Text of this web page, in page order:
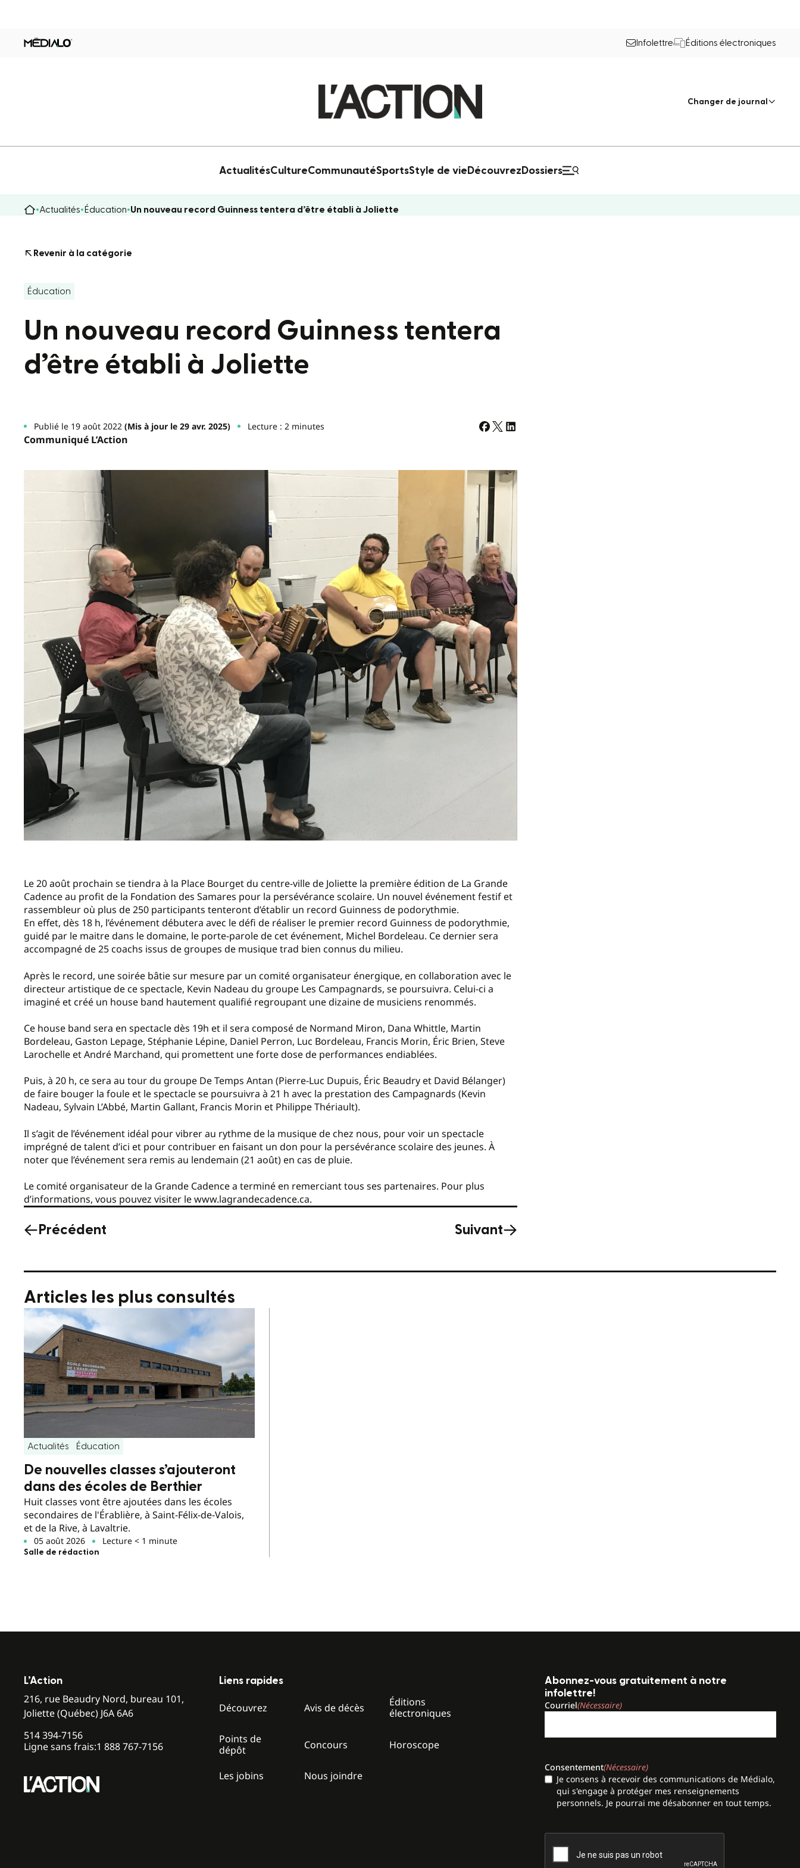
Infolettre Éditions électroniques
Changer de journal
ActualitésCultureCommunautéSportsStyle de vie Découvrez Dossiers
Actualités Éducation Un nouveau record Guinness tentera d’être établi à Joliette
Revenir à la catégorie
Éducation
Un nouveau record Guinness tentera
d’être établi à Joliette
Publié le 19 août 2022 (Mis à jour le 29 avr. 2025) Lecture : 2 minutes
Communiqué L’Action
Le 20 août prochain se tiendra à la Place Bourget du centre-ville de Joliette la première édition de La Grande
Cadence au profit de la Fondation des Samares pour la persévérance scolaire. Un nouvel événement festif et
rassembleur où plus de 250 participants tenteront d’établir un record Guinness de podorythmie.
En effet, dès 18 h, l’événement débutera avec le défi de réaliser le premier record Guinness de podorythmie,
guidé par le maitre dans le domaine, le porte-parole de cet événement, Michel Bordeleau. Ce dernier sera
accompagné de 25 coachs issus de groupes de musique trad bien connus du milieu.
Après le record, une soirée bâtie sur mesure par un comité organisateur énergique, en collaboration avec le
directeur artistique de ce spectacle, Kevin Nadeau du groupe Les Campagnards, se poursuivra. Celui-ci a
imaginé et créé un house band hautement qualifié regroupant une dizaine de musiciens renommés.
Ce house band sera en spectacle dès 19h et il sera composé de Normand Miron, Dana Whittle, Martin
Bordeleau, Gaston Lepage, Stéphanie Lépine, Daniel Perron, Luc Bordeleau, Francis Morin, Éric Brien, Steve
Larochelle et André Marchand, qui promettent une forte dose de performances endiablées.
Puis, à 20 h, ce sera au tour du groupe De Temps Antan (Pierre-Luc Dupuis, Éric Beaudry et David Bélanger)
de faire bouger la foule et le spectacle se poursuivra à 21 h avec la prestation des Campagnards (Kevin
Nadeau, Sylvain L’Abbé, Martin Gallant, Francis Morin et Philippe Thériault).
Il s’agit de l’événement idéal pour vibrer au rythme de la musique de chez nous, pour voir un spectacle
imprégné de talent d’ici et pour contribuer en faisant un don pour la persévérance scolaire des jeunes. À
noter que l’événement sera remis au lendemain (21 août) en cas de pluie.
Le comité organisateur de la Grande Cadence a terminé en remerciant tous ses partenaires. Pour plus
d’informations, vous pouvez visiter le www.lagrandecadence.ca.
Précédent Suivant
Articles les plus consultés
Actualités Éducation
De nouvelles classes s’ajouteront
dans des écoles de Berthier
Huit classes vont être ajoutées dans les écoles
secondaires de l'Érablière, à Saint-Félix-de-Valois,
et de la Rive, à Lavaltrie.
05 août 2026 Lecture < 1 minute
Salle de rédaction
L’Action
216, rue Beaudry Nord, bureau 101,
Joliette (Québec) J6A 6A6
514 394-7156
Ligne sans frais:1 888 767-7156
Liens rapides
Découvrez Avis de décès
Éditions
électroniques
Points de
dépôt
Concours Horoscope
Les jobins Nous joindre
Abonnez-vous gratuitement à notre
infolettre!
Courriel(Nécessaire)
Consentement(Nécessaire)
Je consens à recevoir des communications de Médialo,
qui s'engage à protéger mes renseignements
personnels. Je pourrai me désabonner en tout temps.